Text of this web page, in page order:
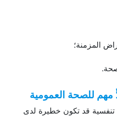
المزمنة؛
مهم للصحة العمومية
تنفسية قد تكون خطيرة لدى